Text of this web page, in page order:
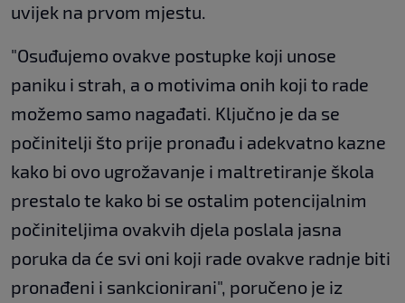
uvijek na prvom mjestu.
"Osuđujemo ovakve postupke koji unose
paniku i strah, a o motivima onih koji to rade
možemo samo nagađati. Ključno je da se
počinitelji što prije pronađu i adekvatno kazne
kako bi ovo ugrožavanje i maltretiranje škola
prestalo te kako bi se ostalim potencijalnim
počiniteljima ovakvih djela poslala jasna
poruka da će svi oni koji rade ovakve radnje biti
pronađeni i sankcionirani", poručeno je iz